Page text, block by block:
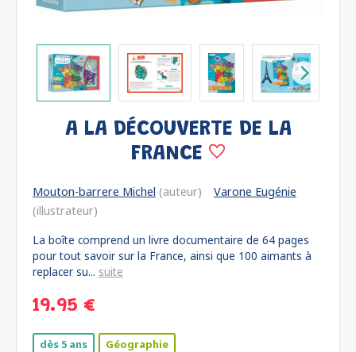
A LA DÉCOUVERTE DE LA
FRANCE
Mouton-barrere Michel (auteur)
Varone Eugénie
(illustrateur)
La boîte comprend un livre documentaire de 64 pages
pour tout savoir sur la France, ainsi que 100 aimants à
replacer su... suite
19.95 €
dès 5 ans Géographie